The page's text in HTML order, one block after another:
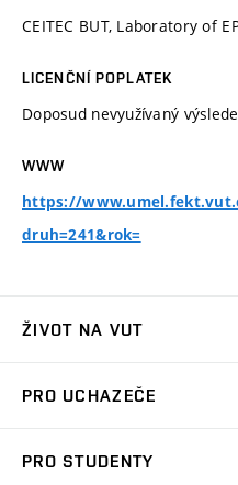
CEITEC BUT, Laboratory of
LICENČNÍ POPLATEK
Doposud nevyužívaný
WWW
https://
druh=241&rok=
ŽIVOT NA VUT
Koleje
PRO UCHAZEČE
PRO STUDENTY